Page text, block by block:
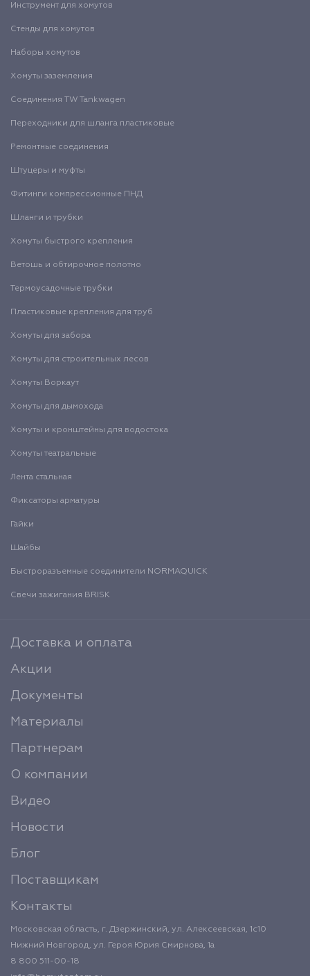
Инструмент для хомутов
Стенды для хомутов
Наборы хомутов
Хомуты заземления
Соединения TW Tankwagen
Переходники для шланга пластиковые
Ремонтные соединения
Штуцеры и муфты
Фитинги компрессионные ПНД
Шланги и трубки
Хомуты быстрого крепления
Ветошь и обтирочное полотно
Термоусадочные трубки
Пластиковые крепления для труб
Хомуты для забора
Хомуты для строительных лесов
Хомуты Воркаут
Хомуты для дымохода
Хомуты и кронштейны для водостока
Хомуты театральные
Лента стальная
Фиксаторы арматуры
Гайки
Шайбы
Быстроразъемные соединители NORMAQUICK
Свечи зажигания BRISK
Доставка и оплата
Акции
Документы
Материалы
Партнерам
О компании
Видео
Новости
Блог
Поставщикам
Контакты
Московская область, г. Дзержинский, ул. Алексеевская, 1с10
Нижний Новгород, ул. Героя Юрия Смирнова, 1а
8 800 511-00-18